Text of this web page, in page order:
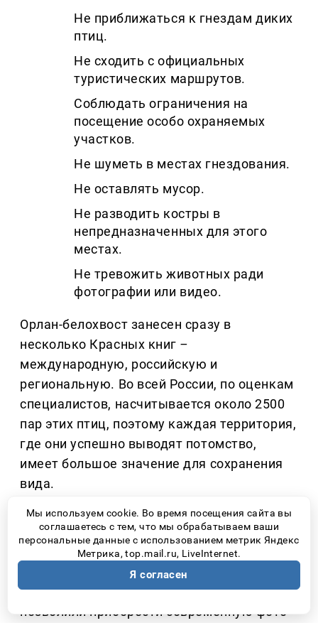
Не приближаться к гнездам диких
птиц.
Не сходить с официальных
туристических маршрутов.
Соблюдать ограничения на
посещение особо охраняемых
участков.
Не шуметь в местах гнездования.
Не оставлять мусор.
Не разводить костры в
непредназначенных для этого
местах.
Не тревожить животных ради
фотографии или видео.
Орлан-белохвост занесен сразу в
несколько Красных книг –
международную, российскую и
региональную. Во всей России, по оценкам
специалистов, насчитывается около 2500
пар этих птиц, поэтому каждая территория,
где они успешно выводят потомство,
имеет большое значение для сохранения
вида.
По данным участников проекта, сегодня на
территории национального парка обитает
около ста особей орлана-белохвоста.
За четыре года грантовые средства
позволили приобрести современную фото-
Мы используем cookie. Во время посещения сайта вы
соглашаетесь с тем, что мы обрабатываем ваши
персональные данные с использованием метрик Яндекс
Метрика, top.mail.ru, LiveInternet.
Я согласен